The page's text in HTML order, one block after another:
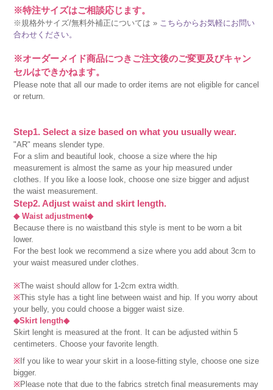
※特注サイズはご相談応じます。
※規格外サイズ/無料外補正については » こちらからお気軽にお問い
合わせください。
※オーダーメイド商品につきご注文後のご変更及びキャン
セルはできかねます。
Please note that all our made to order items are not eligible for cancel
or return.
Step1. Select a size based on what you usually wear.
"AR" means slender type.
For a slim and beautiful look, choose a size where the hip
measurement is almost the same as your hip measured under
clothes. If you like a loose look, choose one size bigger and adjust
the waist measurement.
Step2. Adjust waist and skirt length.
◆ Waist adjustment◆
Because there is no waistband this style is ment to be worn a bit
lower.
For the best look we recommend a size where you add about 3cm to
your waist measured under clothes.
※The waist should allow for 1-2cm extra width.
※This style has a tight line between waist and hip. If you worry about
your belly, you could choose a bigger waist size.
◆Skirt length◆
Skirt lenght is measured at the front. It can be adjusted within 5
centimeters. Choose your favorite length.
※If you like to wear your skirt in a loose-fitting style, choose one size
bigger.
※Please note that due to the fabrics stretch final measurements may